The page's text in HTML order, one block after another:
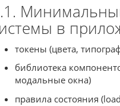
в
токены (цвета,
библиотека
модальные окна)
правила состояния